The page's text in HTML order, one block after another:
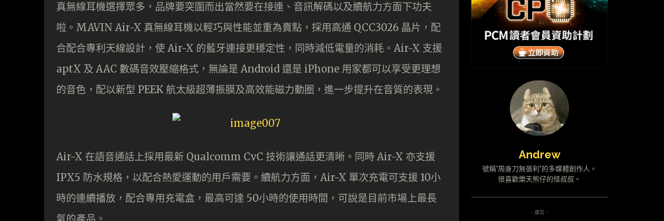
真無線耳機選擇眾多，品牌要突圍而出當然要在接連、音訊解碼以及續航力方面下功夫
啦。MAVIN Air-X 真無線耳機以輕巧與性能並重為賣點，採用高通 QCC3026 晶片，配
合配合專利天線設計，使 Air-X 的藍牙連接更穩定性，同時減低電量的消耗。Air-X 支援
aptX 及 AAC 數碼音效壓縮格式，無論是 Android 還是 iPhone 用家都可以享受更理想
的音色，配以新型 PEEK 航太級超薄振膜及高效能磁力動圈，進一步提升在音質的表現。
Air-X 在語音通話上採用最新 Qualcomm CvC 技術讓通話更清晰。同時 Air-X 亦支援
IPX5 防水規格，以配合熱愛運動的用戶需要。續航力方面，Air-X 單次充電可支援 10小
時的連續播放，配合專用充電盒，最高可達 50小時的使用時間，可說是目前市場上最長
Andrew
號稱"周身刀無張利"的多媒體創作人。
很喜歡樂天熊仔的怪叔叔。
- 廣告 -